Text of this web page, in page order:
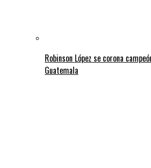
Robinson López se corona
Guatemala